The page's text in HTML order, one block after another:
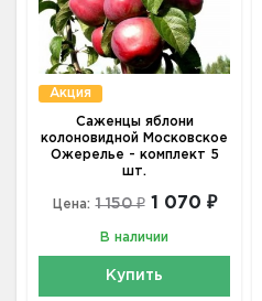
Акция
Саженцы яблони
колоновидной Московское
Ожерелье - комплект 5
шт.
Цена: 1 150 ₽ 1 070 ₽
В наличии
Купить